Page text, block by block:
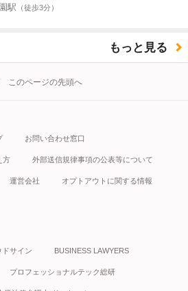
駅 （徒歩3分）
もっと見る
このページの先頭へ
お問い合わせ窓口
方 外部送信規律事項の公表等について
運営会社 オプトアウトに関する情報
ドサイン BUSINESS LAWYERS
プロフェッショナルテック総研